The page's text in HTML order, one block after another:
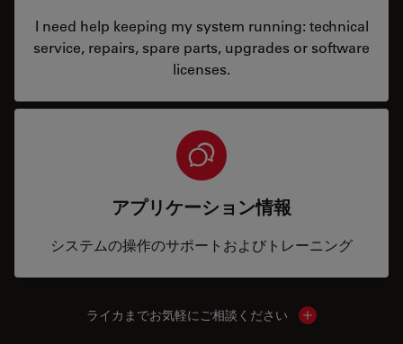
I need help keeping my system running: technical
service, repairs, spare parts, upgrades or software
licenses.
アプリケーション情報
システムの操作のサポートおよびトレーニング
ライカまでお気軽にご相談ください Show local